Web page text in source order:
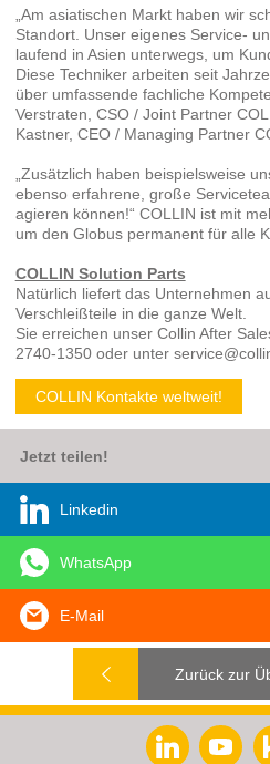
„Am asiatischen Markt haben wir
Standort. Unser eigenes Service-
laufend in Asien unterwegs, um
Diese Techniker arbeiten seit
über umfassende fachliche
Verstraten, CSO / Joint Partner
Kastner, CEO / Managing Partner
„Zusätzlich haben beispielsweise
ebenso erfahrene, große
agieren können!“ COLLIN ist mit
um den Globus permanent für alle
COLLIN Solution Parts
Natürlich liefert das Unternehmen
Verschleißteile in die ganze Welt.
Sie erreichen unser Collin After
2740-1350 oder unter
COLLIN Kontakte weltweit!
Jetzt teilen!
Linkedin
WhatsApp
E-Mail
Zurück zur